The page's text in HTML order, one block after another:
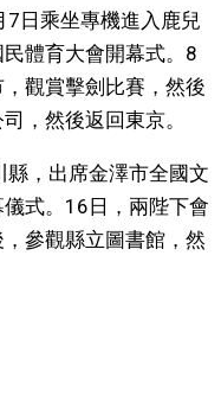
日乘坐專機進入鹿兒
體育大會開幕式。8
觀賞擊劍比賽，然後
，然後返回東京。
，出席金澤市全國文
式。16日，兩陛下會
參觀縣立圖書館，然